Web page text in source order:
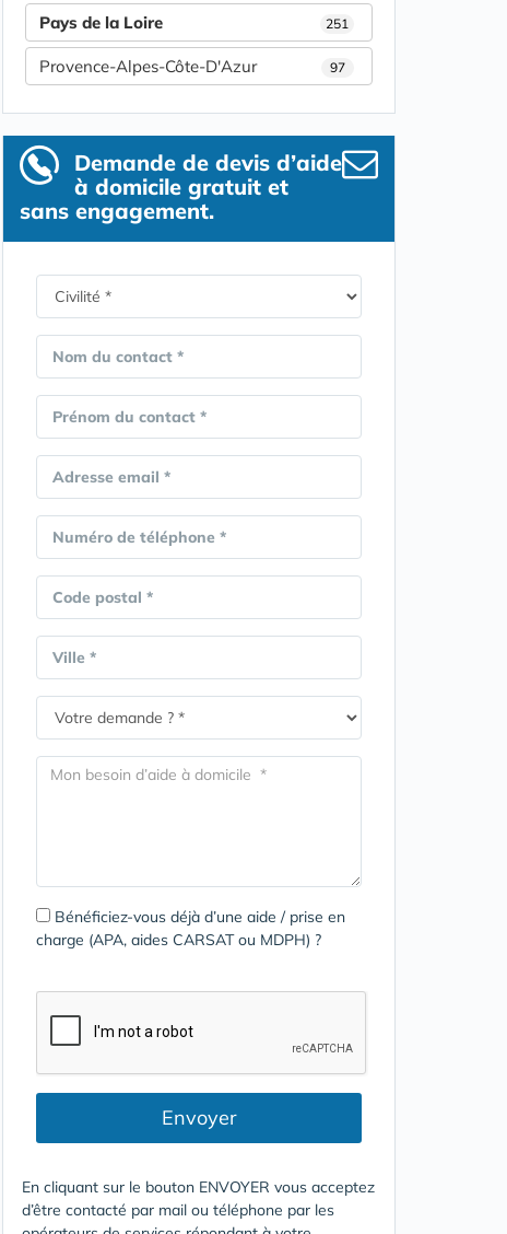
Pays de la Loire 251
Provence-Alpes-Côte-D'Azur 97
Demande de devis d’aide
à domicile gratuit et
sans engagement.
Nom du contact *
Prénom du contact *
Adresse email *
Numéro de téléphone *
Code postal *
Ville *
Bénéficiez-vous déjà d’une aide / prise en
charge (APA, aides CARSAT ou MDPH) ?
Envoyer
En cliquant sur le bouton ENVOYER vous acceptez
d’être contacté par mail ou téléphone par les